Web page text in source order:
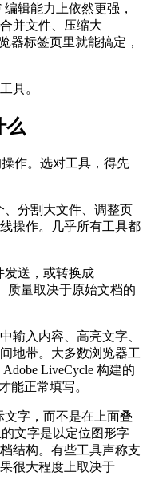
辑能力上依然更强，
并文件、压缩大
标签页里就能搞定，
具。
么
作。选对工具，得先
分割大文件、调整页
操作。几乎所有工具都
送，或转换成
质量取决于原始文档的
入内容、高亮文字、
地带。大多数浏览器工
LiveCycle 构建的
能正常填写。
字，而不是在上面叠
文字是以定位图形字
结构。有些工具声称支
很大程度上取决于